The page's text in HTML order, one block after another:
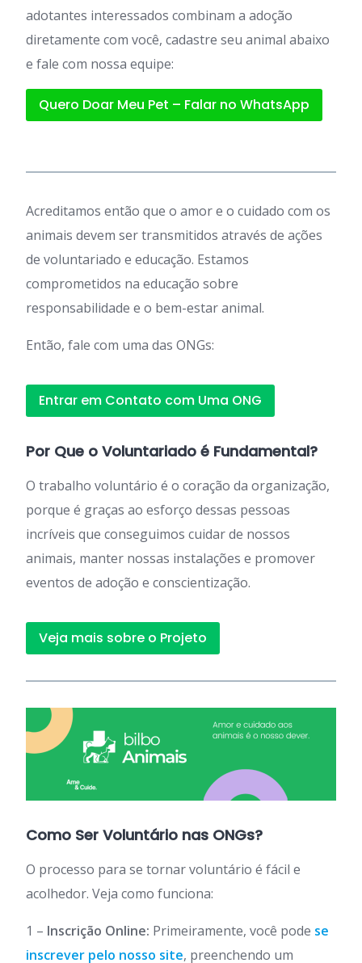
adotantes interessados combinam a adoção
diretamente com você, cadastre seu animal abaixo
e fale com nossa equipe:
Quero Doar Meu Pet – Falar no WhatsApp
Acreditamos então que o amor e o cuidado com os
animais devem ser transmitidos através de ações
de voluntariado e educação. Estamos
comprometidos na educação sobre
responsabilidade e o bem-estar animal.
Então, fale com uma das ONGs:
Entrar em Contato com Uma ONG
Por Que o Voluntariado é Fundamental?
O trabalho voluntário é o coração da organização,
porque é graças ao esforço dessas pessoas
incríveis que conseguimos cuidar de nossos
animais, manter nossas instalações e promover
eventos de adoção e conscientização.
Veja mais sobre o Projeto
Como Ser Voluntário nas ONGs?
O processo para se tornar voluntário é fácil e
acolhedor. Veja como funciona:
1 – Inscrição Online: Primeiramente, você pode se
inscrever pelo nosso site, preenchendo um